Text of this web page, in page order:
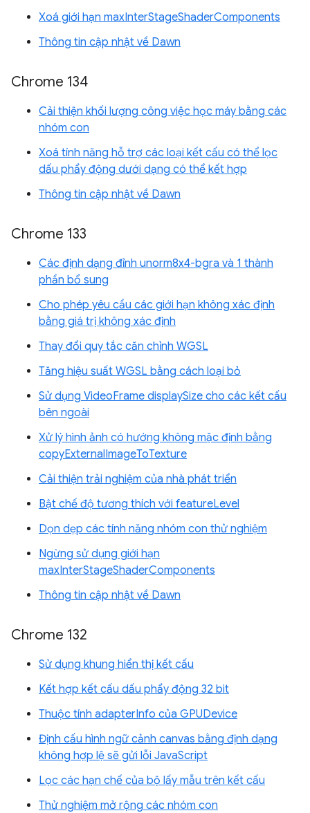
Xoá giới hạn maxInterStageShaderComponents
Thông tin cập nhật về Dawn
Chrome 134
Cải thiện khối lượng công việc học máy bằng các
nhóm con
Xoá tính năng hỗ trợ các loại kết cấu có thể lọc
dấu phẩy động dưới dạng có thể kết hợp
Thông tin cập nhật về Dawn
Chrome 133
Các định dạng đỉnh unorm8x4-bgra và 1 thành
phần bổ sung
Cho phép yêu cầu các giới hạn không xác định
bằng giá trị không xác định
Thay đổi quy tắc căn chỉnh WGSL
Tăng hiệu suất WGSL bằng cách loại bỏ
Sử dụng VideoFrame displaySize cho các kết cấu
bên ngoài
Xử lý hình ảnh có hướng không mặc định bằng
copyExternalImageToTexture
Cải thiện trải nghiệm của nhà phát triển
Bật chế độ tương thích với featureLevel
Dọn dẹp các tính năng nhóm con thử nghiệm
Ngừng sử dụng giới hạn
maxInterStageShaderComponents
Thông tin cập nhật về Dawn
Chrome 132
Sử dụng khung hiển thị kết cấu
Kết hợp kết cấu dấu phẩy động 32 bit
Thuộc tính adapterInfo của GPUDevice
Định cấu hình ngữ cảnh canvas bằng định dạng
không hợp lệ sẽ gửi lỗi JavaScript
Lọc các hạn chế của bộ lấy mẫu trên kết cấu
Thử nghiệm mở rộng các nhóm con